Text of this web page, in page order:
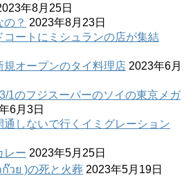
年8月25日
？ 2023年8月23日
コートにミシュランの店が集結
規オープンのタイ料理店 2023年6月
1のフジスーパーのソイの東京メガ
6月3日
通しないで行くイミグレーション
レー 2023年5月25日
วย )の死と火葬 2023年5月19日